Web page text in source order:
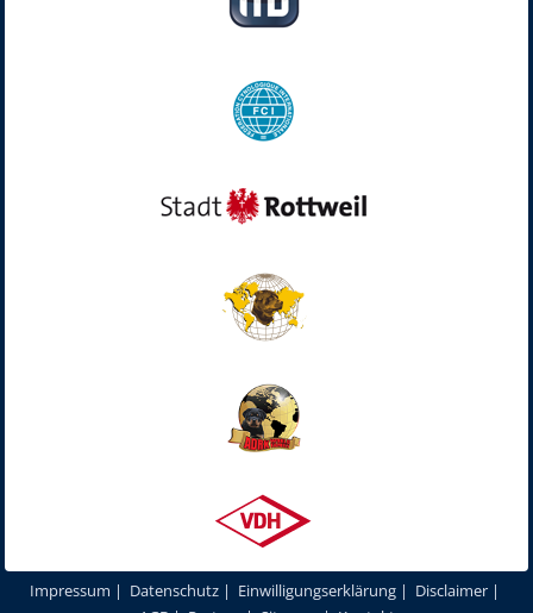
Impressum | Datenschutz | Einwilligungserklärung | Disclaimer |